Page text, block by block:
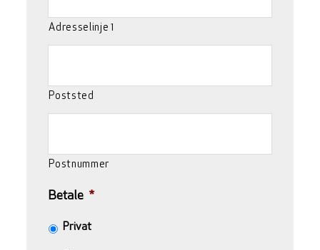
Adresselinje 1
Poststed
Postnummer
Betale *
Privat